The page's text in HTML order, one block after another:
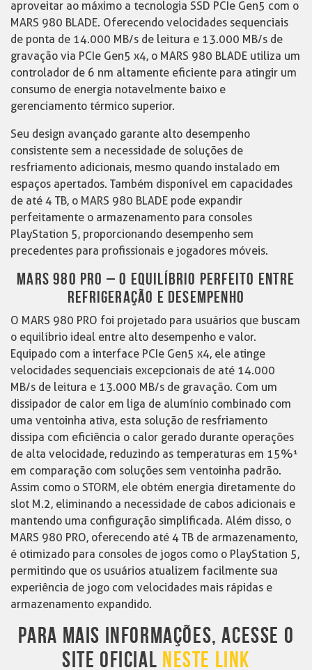
aproveitar ao máximo a tecnologia SSD PCIe Gen5 com o
MARS 980 BLADE. Oferecendo velocidades sequenciais
de ponta de 14.000 MB/s de leitura e 13.000 MB/s de
gravação via PCIe Gen5 x4, o MARS 980 BLADE utiliza um
controlador de 6 nm altamente eficiente para atingir um
consumo de energia notavelmente baixo e
gerenciamento térmico superior.
Seu design avançado garante alto desempenho
consistente sem a necessidade de soluções de
resfriamento adicionais, mesmo quando instalado em
espaços apertados. Também disponível em capacidades
de até 4 TB, o MARS 980 BLADE pode expandir
perfeitamente o armazenamento para consoles
PlayStation 5, proporcionando desempenho sem
precedentes para profissionais e jogadores móveis.
MARS 980 PRO – O EQUILÍBRIO PERFEITO ENTRE
REFRIGERAÇÃO E DESEMPENHO
O MARS 980 PRO foi projetado para usuários que buscam
o equilíbrio ideal entre alto desempenho e valor.
Equipado com a interface PCIe Gen5 x4, ele atinge
velocidades sequenciais excepcionais de até 14.000
MB/s de leitura e 13.000 MB/s de gravação. Com um
dissipador de calor em liga de alumínio combinado com
uma ventoinha ativa, esta solução de resfriamento
dissipa com eficiência o calor gerado durante operações
de alta velocidade, reduzindo as temperaturas em 15%¹
em comparação com soluções sem ventoinha padrão.
Assim como o STORM, ele obtém energia diretamente do
slot M.2, eliminando a necessidade de cabos adicionais e
mantendo uma configuração simplificada. Além disso, o
MARS 980 PRO, oferecendo até 4 TB de armazenamento,
é otimizado para consoles de jogos como o PlayStation 5,
permitindo que os usuários atualizem facilmente sua
experiência de jogo com velocidades mais rápidas e
armazenamento expandido.
PARA MAIS INFORMAÇÕES, ACESSE O
SITE OFICIAL NESTE LINK